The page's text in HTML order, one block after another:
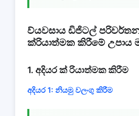
ව්යවසාය ඩිජිටල්
ක්රියාත්මක කිරීමේ උපාය
1. අදියර ක් රියාත්මක කිරීම
අදියර 1: නියමු වලංගු කිරීම